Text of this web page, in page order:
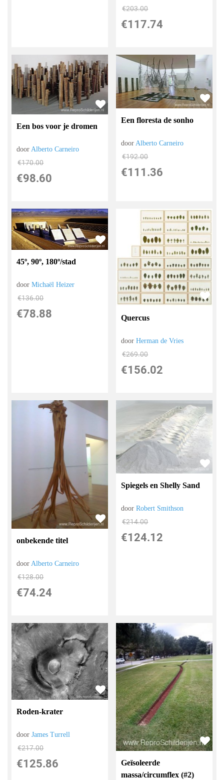
€203.00
€117.74
Een bos voor je dromen
doorAlberto Carneiro
€170.00
€98.60
Een floresta de sonho
doorAlberto Carneiro
€192.00
€111.36
45º, 90º, 180º/stad
doorMichaël Heizer
€136.00
€78.88 Quercus
doorHerman de Vries
€269.00
€156.02
onbekende titel
door Alberto Carneiro
€128.00
€74.24
Spiegels en Shelly Sand
doorRobert Smithson
€214.00
€124.12
Roden-krater
doorJames Turrell
€217.00
€125.86
Geïsoleerde
massa/circumflex (#2)